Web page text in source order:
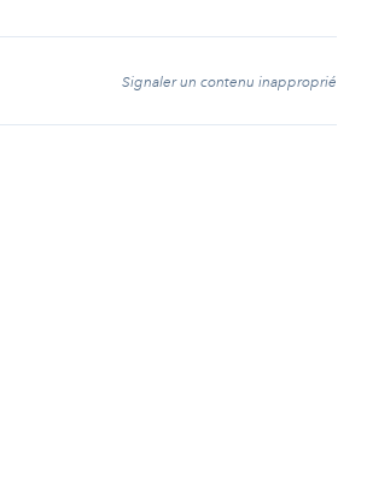
Signaler un contenu inapproprié